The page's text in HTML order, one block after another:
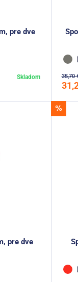
pre dve
Skladom 35,70
pre dve